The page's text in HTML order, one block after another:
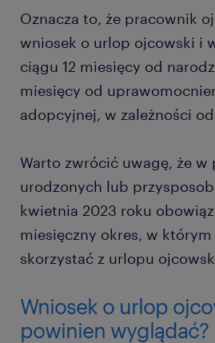
Oznacza to, że pracownik
wniosek o urlop ojcowski i
ciągu 12 miesięcy od
miesięcy od
adopcyjnej, w zależności
Warto zwrócić uwagę, że w
urodzonych lub
kwietnia 2023 roku
miesięczny okres, w którym
skorzystać z urlopu
Wniosek o urlop
powinien wyglądać?